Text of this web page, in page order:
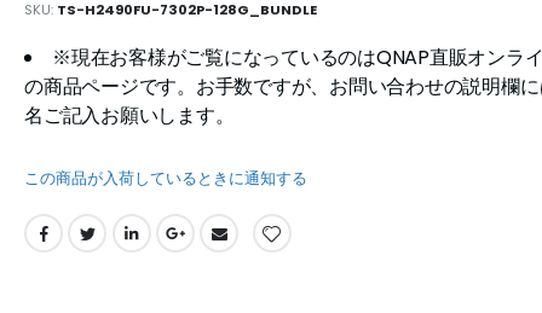
SKU TS-H2490FU-7302P-128G_BUNDLE
※現在お客様がご覧になっているのはQNAP直販オンラ
の商品ページです。お手数ですが、お問い合わせの説明欄
名ご記入お願いします。
この商品が入荷しているときに通知する